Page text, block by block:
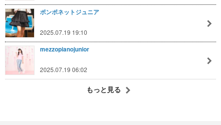
ポンポネットジュニア
2025.07.19 19:10
mezzopianojunior
2025.07.19 06:02
もっと見る